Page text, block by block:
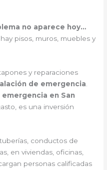
no aparece hoy…
hay pisos, muros, muebles y
y reparaciones
de emergencia
en San
es una inversión
conductos de
en viviendas, oficinas,
personas calificadas